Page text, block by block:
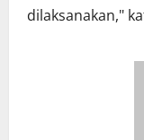
dilaksanakan,"